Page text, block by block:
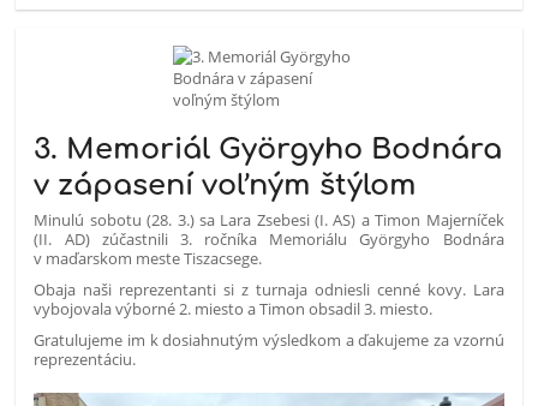
3. Memoriál Györgyho Bodnára
v zápasení voľným štýlom
Minulú sobotu (28. 3.) sa Lara Zsebesi (I. AS) a Timon Majerníček
(II. AD) zúčastnili 3. ročníka Memoriálu Györgyho Bodnára
v maďarskom meste Tiszacsege.
Obaja naši reprezentanti si z turnaja odniesli cenné kovy. Lara
vybojovala výborné 2. miesto a Timon obsadil 3. miesto.
Gratulujeme im k dosiahnutým výsledkom a ďakujeme za vzornú
reprezentáciu.